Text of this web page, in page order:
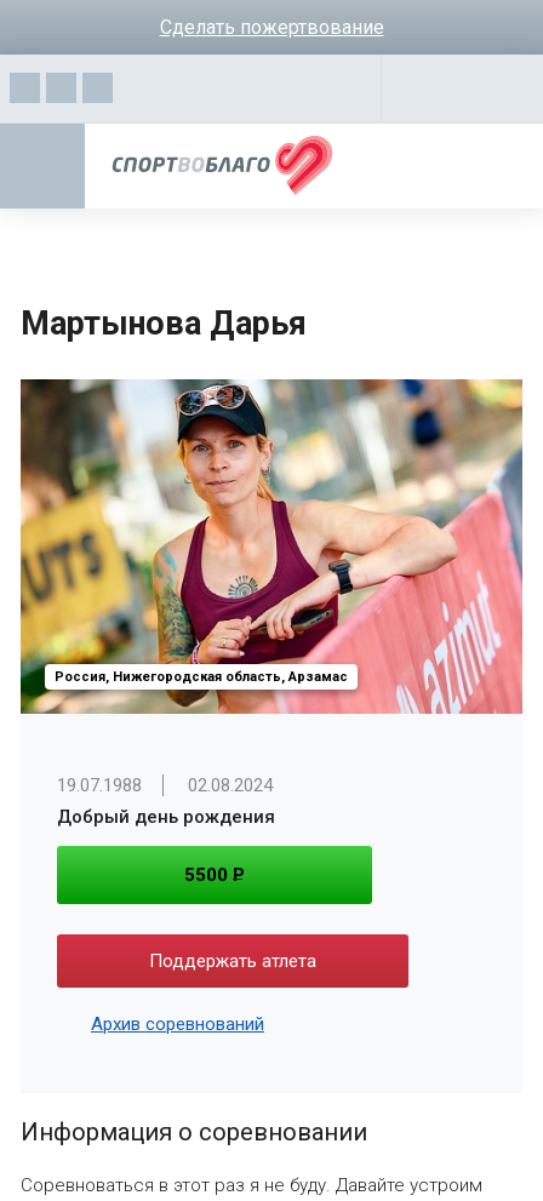
Сделать пожертвование
Мартынова Дарья
Россия, Нижегородская область, Арзамас
19.07.1988
02.08.2024
Добрый день рождения
5500 P
Поддержать атлета
Архив соревнований
Информация о соревновании
Соревноваться в этот раз я не буду. Давайте устроим